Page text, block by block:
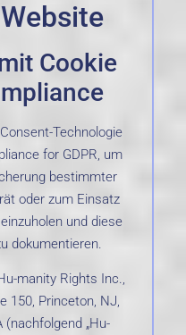
Cookie
Technologie
for GDPR, um
bestimmter
oder zum Einsatz
und diese
dokumentieren.
manity Rights Inc.,
150, Princeton, NJ,
„Hu-